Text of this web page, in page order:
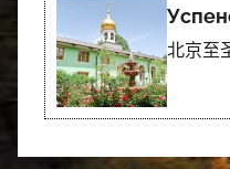
北京至